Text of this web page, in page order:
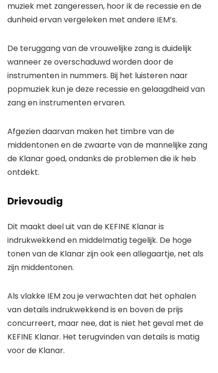
muziek met zangeressen, hoor ik de recessie en de
dunheid ervan vergeleken met andere IEM’s.
De teruggang van de vrouwelijke zang is duidelijk
wanneer ze overschaduwd worden door de
instrumenten in nummers. Bij het luisteren naar
popmuziek kun je deze recessie en gelaagdheid van
zang en instrumenten ervaren.
Afgezien daarvan maken het timbre van de
middentonen en de zwaarte van de mannelijke zang
de Klanar goed, ondanks de problemen die ik heb
ontdekt.
Drievoudig
Dit maakt deel uit van de KEFINE Klanar is
indrukwekkend en middelmatig tegelijk. De hoge
tonen van de Klanar zijn ook een allegaartje, net als
zijn middentonen.
Als vlakke IEM zou je verwachten dat het ophalen
van details indrukwekkend is en boven de prijs
concurreert, maar nee, dat is niet het geval met de
KEFINE Klanar. Het terugvinden van details is matig
voor de Klanar.